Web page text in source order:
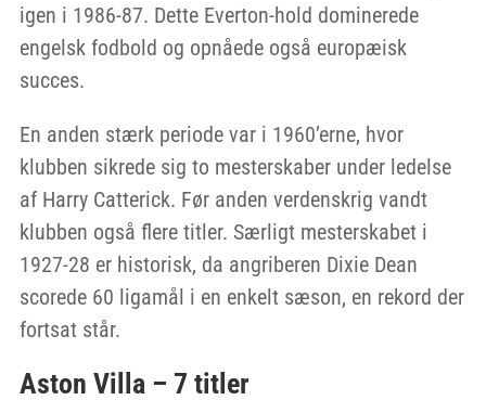
igen i 1986-87. Dette Everton-hold dominerede
engelsk fodbold og opnåede også europæisk
succes.
En anden stærk periode var i 1960’erne, hvor
klubben sikrede sig to mesterskaber under ledelse
af Harry Catterick. Før anden verdenskrig vandt
klubben også flere titler. Særligt mesterskabet i
1927-28 er historisk, da angriberen Dixie Dean
scorede 60 ligamål i en enkelt sæson, en rekord der
fortsat står.
Aston Villa – 7 titler